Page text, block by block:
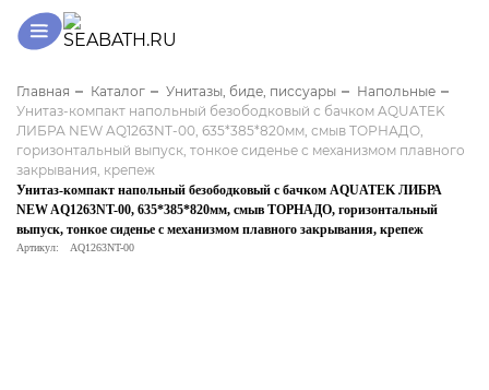
Главная Каталог Унитазы, биде, писсуары
Напольные
Унитаз-компакт напольный безободковый с бачком AQUATEK
ЛИБРА NEW AQ1263NT-00, 635*385*820мм, смыв ТОРНАДО,
горизонтальный выпуск, тонкое сиденье с механизмом плавного
закрывания, крепеж
Унитаз-компакт напольный безободковый с бачком AQUATEK ЛИБРА
NEW AQ1263NT-00, 635*385*820мм, смыв ТОРНАДО, горизонтальный
выпуск, тонкое сиденье с механизмом плавного закрывания, крепеж
Артикул: AQ1263NT-00